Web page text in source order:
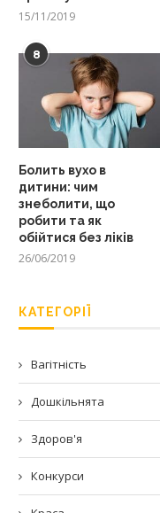
15/11/2019
8
Болить вухо в
дитини: чим
знеболити, що
робити та як
обійтися без ліків
26/06/2019
КАТЕГОРІЇ
Вагітність
Дошкільнята
Здоров'я
Конкурси